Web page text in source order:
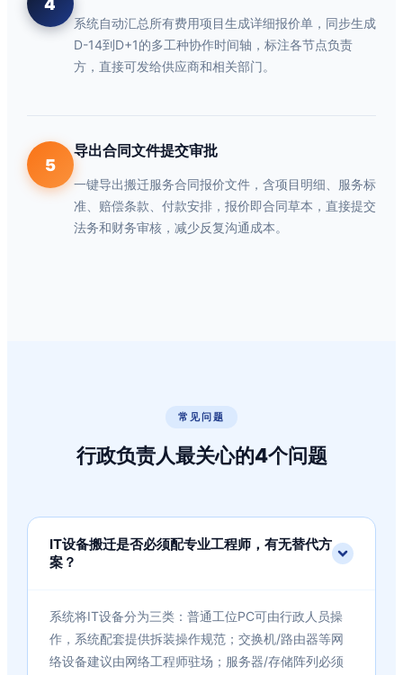
4
系统自动汇总所有费用项目生成详细报价单，同步生成
D-14到D+1的多工种协作时间轴，标注各节点负责
方，直接可发给供应商和相关部门。
5
导出合同文件提交审批
一键导出搬迁服务合同报价文件，含项目明细、服务标
准、赔偿条款、付款安排，报价即合同草本，直接提交
法务和财务审核，减少反复沟通成本。
常见问题
行政负责人最关心的4个问题
IT设备搬迁是否必须配专业工程师，有无替代方
案？
系统将IT设备分为三类：普通工位PC可由行政人员操
作，系统配套提供拆装操作规范；交换机/路由器等网
络设备建议由网络工程师驻场；服务器/存储阵列必须